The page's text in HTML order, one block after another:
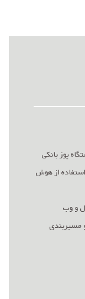
پوز بانکی
از هوش
و وب
مسیربندی